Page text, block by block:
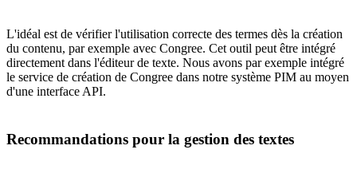
L'idéal est de vérifier l'utilisation correcte des termes dès la création
du contenu, par exemple avec Congree. Cet outil peut être intégré
directement dans l'éditeur de texte. Nous avons par exemple intégré
le service de création de Congree dans notre système PIM au moyen
d'une interface API.
Recommandations pour la gestion des textes